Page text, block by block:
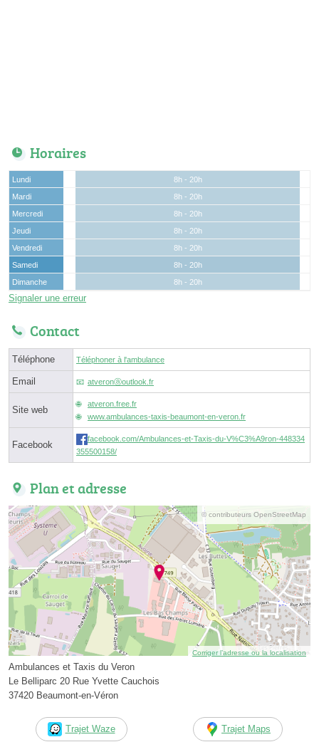
Horaires
Lundi
8h - 20h
Mardi
8h - 20h
Mercredi
8h - 20h
Jeudi
8h - 20h
Vendredi
8h - 20h
Samedi
8h - 20h
Dimanche
8h - 20h
Signaler une erreur
Contact
Téléphone Téléphoner à l'ambulance
Email atveronⓐoutlook.fr
Site web
atveron.free.fr
www.ambulances-taxis-beaumont-en-veron.fr
Facebook
facebook.com/Ambulances-et-Taxis-du-V%C3%A9ron-448334
355500158/
Plan et adresse
© contributeurs OpenStreetMap
Corriger l’adresse ou la localisation
Ambulances et Taxis du Veron
Le Belliparc 20 Rue Yvette Cauchois
37420 Beaumont-en-Véron
Trajet Waze Trajet Maps